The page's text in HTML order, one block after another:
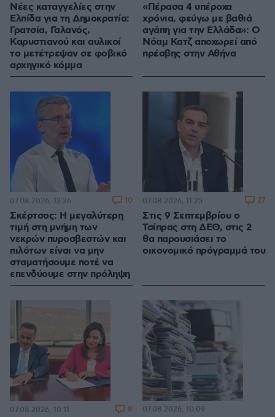
Νέες καταγγελίες στην
Ελπίδα για τη Δημοκρατία:
Γρατσία, Γαλανός,
Καρυστιανού και αυλικοί
το μετέτρεψαν σε φοβικό
αρχηγικό κόμμα
«Πέρασα 4 υπέροχα
χρόνια, φεύγω με βαθιά
αγάπη για την Ελλάδα»: Ο
Νόαμ Κατζ αποχωρεί από
πρέσβης στην Αθήνα
Σκέρτσος: Η μεγαλύτερη
τιμή στη μνήμη των
νεκρών πυροσβεστών και
πιλότων είναι να μην
σταματήσουμε ποτέ να
επενδύουμε στην πρόληψη
07.08.2026, 12:26 10
Στις 9 Σεπτεμβρίου ο
Τσίπρας στη ΔΕΘ, στις 2
θα παρουσιάσει το
οικονομικό πρόγραμμά του
07.08.2026, 11:25 27
07.08.2026, 10:11 8 07.08.2026, 10:09